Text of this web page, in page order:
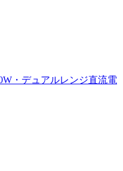
・デュアルレンジ直流電